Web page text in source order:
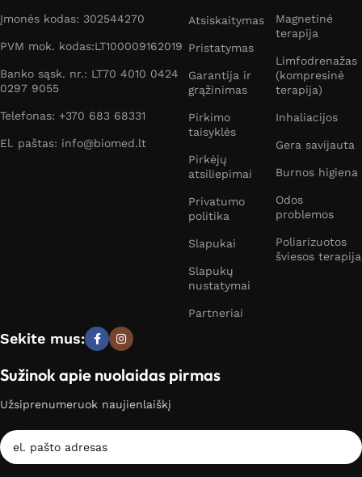
Įmonės kodas: 302544270
PVM mok. kodas:LT100009162019
Banko sąsk. nr.: LT70 4010 0424
0297 9055
Telefonas: +370 683 68331
El. paštas: info@biomed.lt
Atsiskaitymas
Pristatymas
Garantija ir
grąžinimas
Pirkimo
taisyklės
Pirkėjų
atsiliepimai
Privatumo
politika
Slapukai
Slapukų
nustatymai
Partneriai
Magnetinė
terapija
Limfodrenažas
(kompresinė
terapija)
Inhaliacijos
Gera savijauta
Burnos higiena
Odos
problemos
Poliarizuotos
šviesos terapija
Sekite mus:
Sužinok apie nuolaidas pirmas
Užsiprenumeruok naujienlaiškį